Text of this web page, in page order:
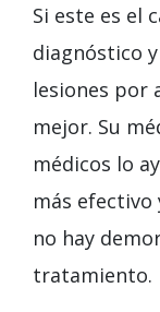
Si este es el
diagnóstico
lesiones por
mejor. Su
médicos lo
más efectivo
no hay
tratamiento.